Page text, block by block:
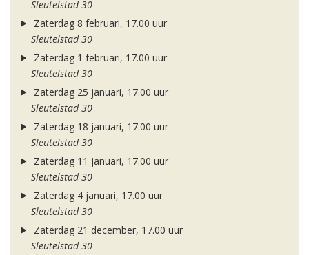
Sleutelstad 30
Zaterdag 8 februari, 17.00 uur
Sleutelstad 30
Zaterdag 1 februari, 17.00 uur
Sleutelstad 30
Zaterdag 25 januari, 17.00 uur
Sleutelstad 30
Zaterdag 18 januari, 17.00 uur
Sleutelstad 30
Zaterdag 11 januari, 17.00 uur
Sleutelstad 30
Zaterdag 4 januari, 17.00 uur
Sleutelstad 30
Zaterdag 21 december, 17.00 uur
Sleutelstad 30